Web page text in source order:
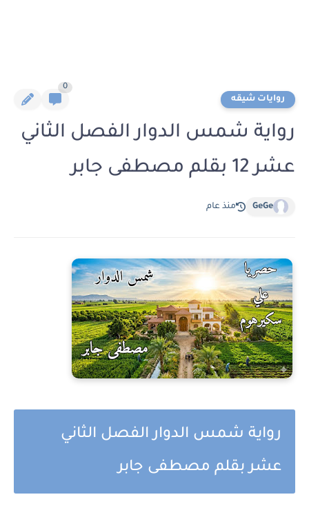
روايات شيقه
0
رواية شمس الدوار الفصل الثاني
عشر 12 بقلم مصطفى جابر
GeGe منذ عام
رواية شمس الدوار الفصل الثاني
عشر بقلم مصطفى جابر